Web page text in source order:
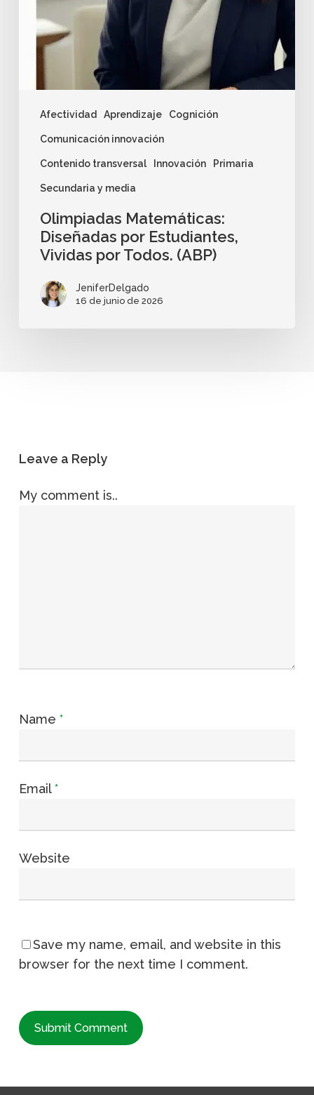
Afectividad Aprendizaje Cognición
Comunicación innovación
Contenido transversal Innovación Primaria
Secundaria y media
Olimpiadas Matemáticas:
Diseñadas por Estudiantes,
Vividas por Todos. (ABP)
JeniferDelgado
16 de junio de 2026
Leave a Reply
My comment is..
Name *
Email*
Website
Save my name, email, and website in this
browser for the next time I comment.